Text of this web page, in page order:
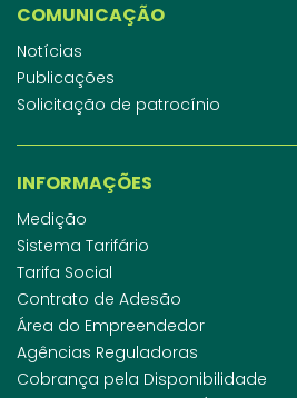
COMUNICAÇÃO
Notícias
Publicações
Solicitação de patrocínio
INFORMAÇÕES
Medição
Sistema Tarifário
Tarifa Social
Contrato de Adesão
Área do Empreendedor
Agências Reguladoras
Cobrança pela Disponibilidade